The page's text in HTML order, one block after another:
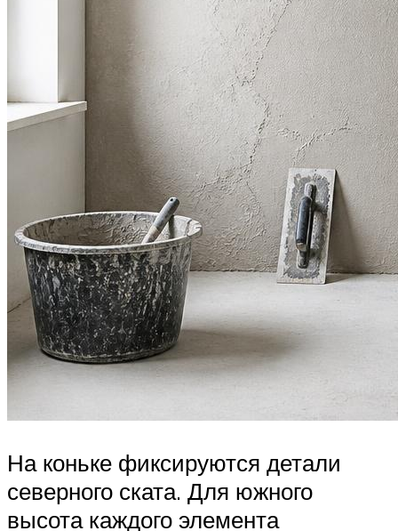
На коньке фиксируются детали
северного ската. Для южного
высота каждого элемента